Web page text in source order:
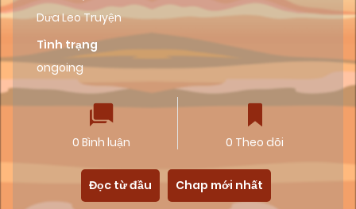
Dưa Leo Truyện
Tình trạng
ongoing
0 Bình luận 0 Theo dõi
Đọc từ đầu Chap mới nhất